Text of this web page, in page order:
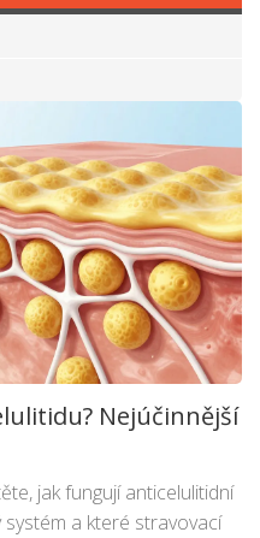
Nejúčinnější
jak fungují anticelulitidní
systém a které stravovací